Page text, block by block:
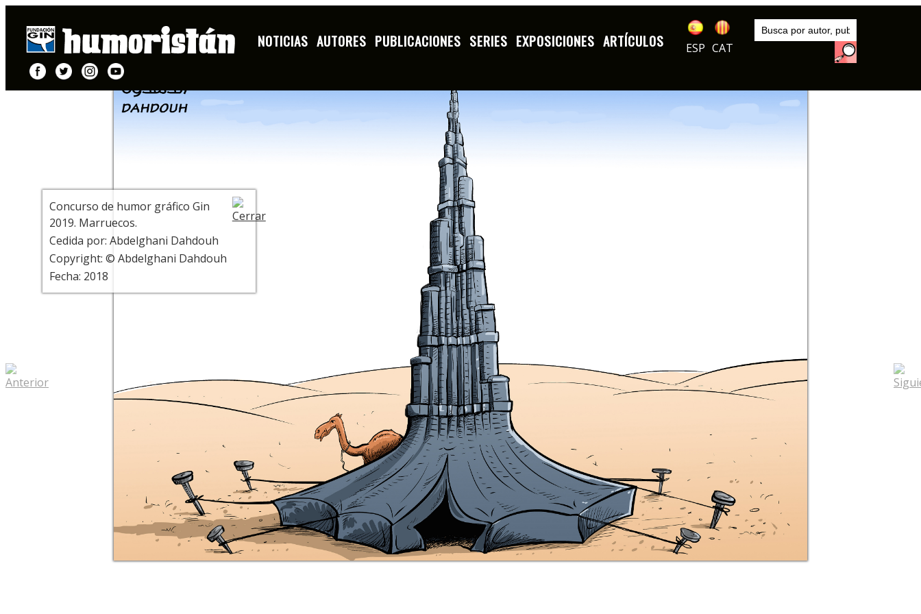
NOTICIAS AUTORES PUBLICACIONES SERIES EXPOSICIONES ARTÍCULOS ESP CAT
Exposiciones
8º Concurso de humor gráfico Gin. Atentos a sus pantallas
+ INFO
Concurso de humor gráfico Gin
2019. Marruecos.
Cedida por: Abdelghani Dahdouh
Copyright: © Abdelghani Dahdouh
Fecha: 2018